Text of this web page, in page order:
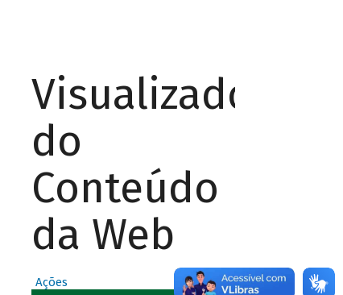
Visualizador
do
Conteúdo
da Web
Ações